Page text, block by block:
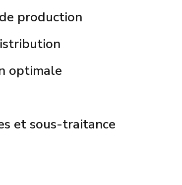
production
optimale
et sous-traitance